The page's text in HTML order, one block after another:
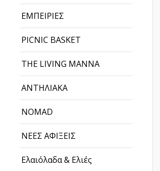
ΕΜΠΕΙΡΙΕΣ
PICNIC BASKET
THE LIVING MANNA
ΑΝΤΗΛΙΑΚΑ
NOMAD
ΝΕΕΣ ΑΦΙΞΕΙΣ
Ελαιόλαδα & Ελιές